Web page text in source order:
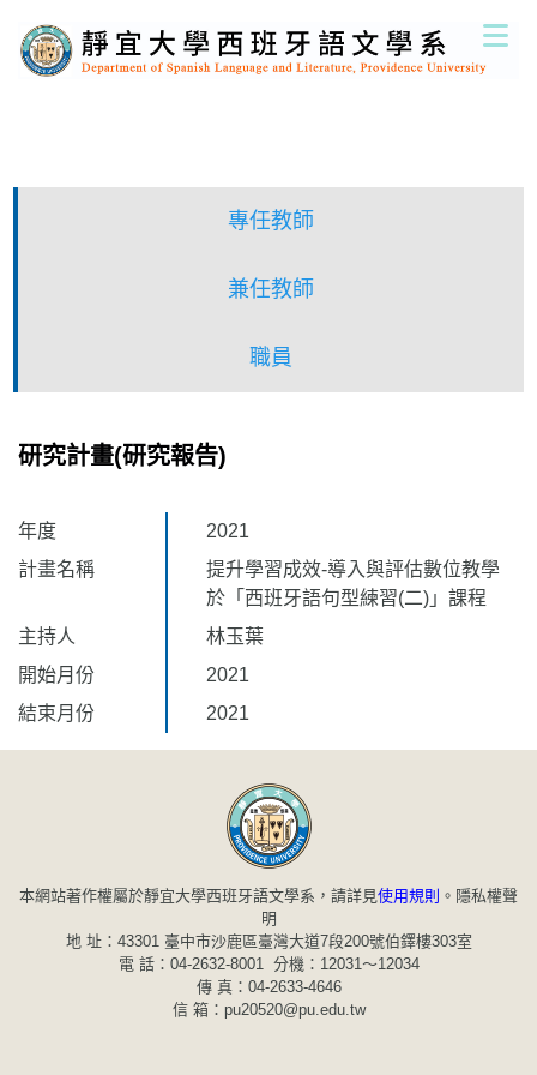
到
主
專任教師
兼任教師
職員
研究計畫(研究報告)
年度
2021
計畫名稱
提升學習成效-導入與評估數位教學
於「西班牙語句型練習(二)」課程
主持人
林玉葉
開始月份
2021
結束月份
2021
本網站著作權屬於靜宜大學西班牙語文學系，請詳見使用規則 。 隱私權聲
明
地 址：43301 臺中市沙鹿區臺灣大道7段200號伯鐸樓303室
電 話：04-2632-8001 分機：12031～12034
傳 真：04-2633-4646
信 箱：pu20520@pu.edu.tw